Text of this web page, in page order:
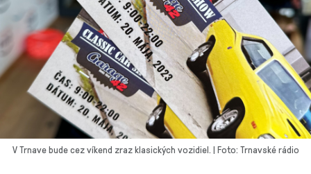
deje
v
kraji
V Trnave bude cez víkend zraz klasických vozidiel. | Foto: Trnavské rádio